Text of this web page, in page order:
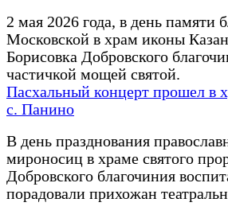
2 мая 2026 года, в день
Московской в храм иконы
Борисовка Добровского
частичкой мощей святой.
Пасхальный концерт прошел в
с. Панино
В день празднования
мироносиц в храме святого
Добровского благочиния
порадовали прихожан